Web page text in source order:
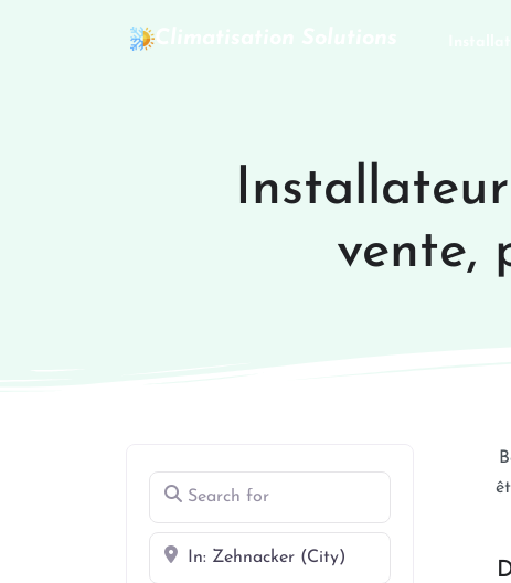
vente,
Search for
Near